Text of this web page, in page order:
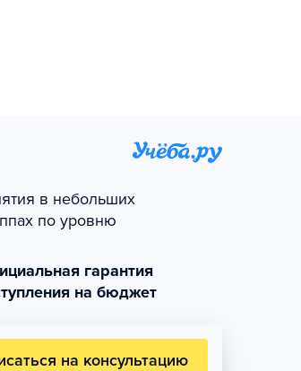
в небольших
по уровню
гарантия
на бюджет
на консультацию